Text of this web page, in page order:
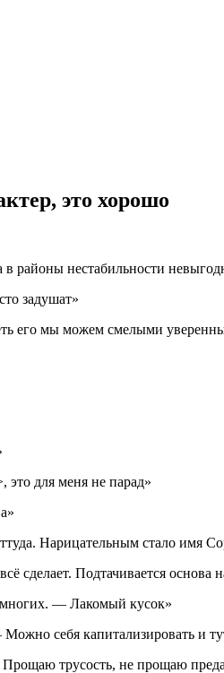
это хорошо
в районы нестабильности
задушат»
его мы можем смелыми
это для меня не парад»
Нарицательным стало имя
сделает. Подтачивается основа
многих. — Лакомый кусок»
себя капитализировать и
трусость, не прощаю